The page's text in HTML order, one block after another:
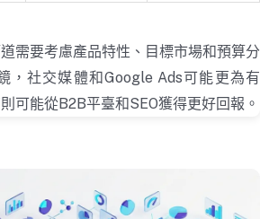
需要考慮產品特性、目標市場和預算分
，社交媒體和Google Ads可能更為有
可能從B2B平臺和SEO獲得更好回報。